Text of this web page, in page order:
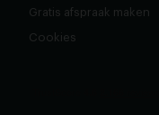
Gratis afspraak maken
Cookies